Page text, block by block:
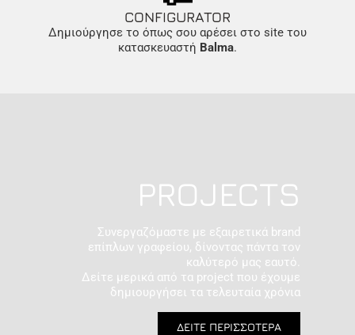
CONFIGURATOR
Δημιούργησε το όπως σου αρέσει στο site του
κατασκευαστή Balma.
PROJECTS
Συνεργαζόμαστε με εξαιρετικά brand
επίπλων γραφείου, δίνοντας πάντα τον
καλύτερό μας εαυτό.
Δείτε μερικά από τα project που έχουμε
δημιουργήσει τα τελευταία χρόνια
ΔΕΙΤΕ ΠΕΡΙΣΣΟΤΕΡΑ